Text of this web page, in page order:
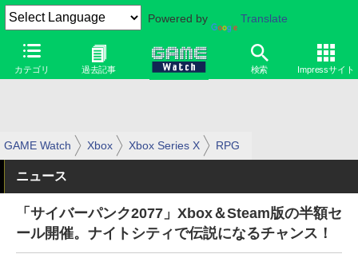
Powered by Translate
カテゴリ 過去記事 検索 Impressサイト
GAME Watch Xbox Xbox Series X RPG
ニュース
「サイバーパンク2077」Xbox＆Steam版の半額セ
ール開催。ナイトシティで伝説になるチャンス！